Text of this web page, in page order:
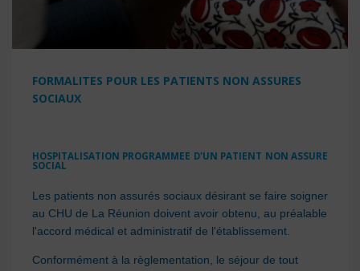
FORMALITES POUR LES PATIENTS NON ASSURES
SOCIAUX
HOSPITALISATION PROGRAMMEE D'UN PATIENT NON ASSURE
SOCIAL
Les patients non assurés sociaux désirant se faire soigner
au CHU de La Réunion doivent avoir obtenu, au préalable
l'accord médical et administratif de l'établissement.
Conformément à la règlementation, le séjour de tout